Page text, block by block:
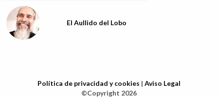
El Aullido del Lobo
Política de privacidad y cookies | Aviso Legal
©Copyright 2026